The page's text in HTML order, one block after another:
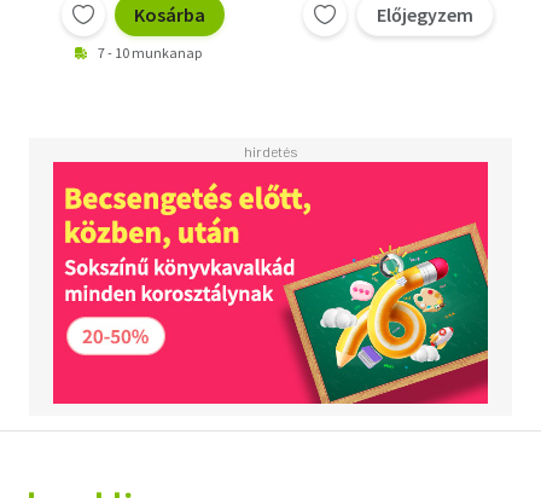
Kosárba
7 - 10 munkanap
Előjegyzem